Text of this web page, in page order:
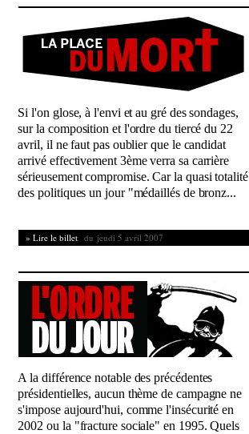
Si l'on glose, à l'envi et au gré des sondages,
sur la composition et l'ordre du tiercé du 22
avril, il ne faut pas oublier que le candidat
arrivé effectivement 3ème verra sa carrière
sérieusement compromise. Car la quasi totalité
des politiques un jour "médaillés de bronz...
» Lire le billet du jeudi 5 avril 2007
A la différence notable des précédentes
présidentielles, aucun thème de campagne ne
s'impose aujourd'hui, comme l'insécurité en
2002 ou la "fracture sociale" en 1995. Quels